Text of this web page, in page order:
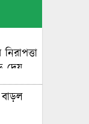
অদৃশ্য
দেয়